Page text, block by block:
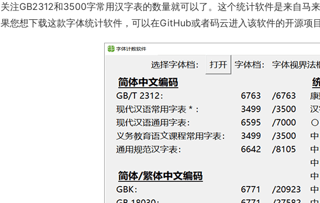
关注GB2312和3500字常用汉字表的数量就可以了。这个统计软件是来自马
果您想下载这款字体统计软件，可以在GitHub或者码云进入该软件的开源项